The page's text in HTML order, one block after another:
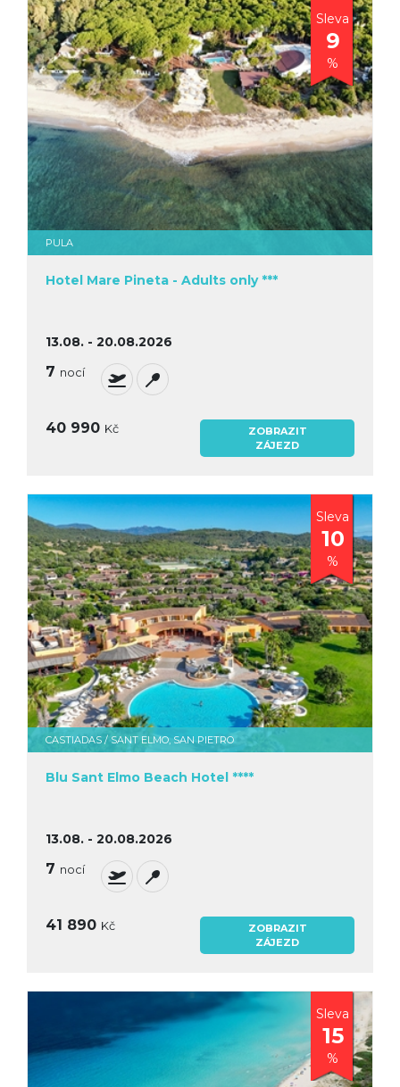
Sleva
9
%
PULA
Hotel Mare Pineta - Adults only ***
13.08. - 20.08.2026
7 nocí
40 990 Kč
ZOBRAZIT
ZÁJEZD
Sleva
10
%
CASTIADAS / SANT ELMO, SAN PIETRO
Blu Sant Elmo Beach Hotel ****
13.08. - 20.08.2026
7 nocí
41 890 Kč
ZOBRAZIT
ZÁJEZD
Sleva
15
%